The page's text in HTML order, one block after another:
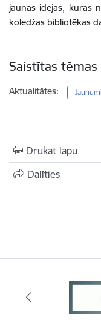
jaunas idejas, kuras
koledžas bibliotēkas
Saistītas tēmas
Aktualitātes: Jaunumi
Drukāt lapu
Dalīties